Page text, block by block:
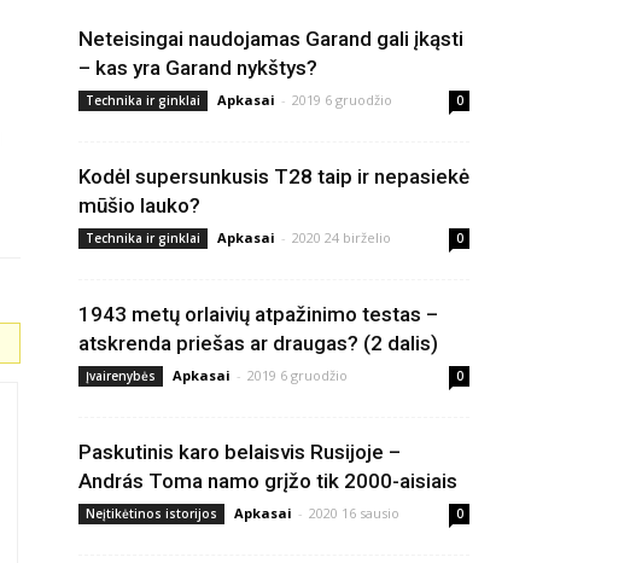
Neteisingai naudojamas Garand gali įkąsti
– kas yra Garand nykštys?
Technika ir ginklai Apkasai - 2019 6 gruodžio 0
Kodėl supersunkusis T28 taip ir nepasiekė
mūšio lauko?
Technika ir ginklai Apkasai - 2020 24 birželio 0
1943 metų orlaivių atpažinimo testas –
atskrenda priešas ar draugas? (2 dalis)
Įvairenybės Apkasai - 2019 6 gruodžio 0
Paskutinis karo belaisvis Rusijoje –
András Toma namo grįžo tik 2000-aisiais
Neįtikėtinos istorijos Apkasai - 2020 16 sausio 0